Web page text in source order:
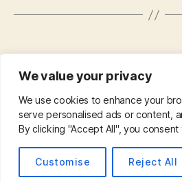
We value your privacy
We use cookies to enhance your
serve personalised ads or content,
By clicking "Accept All", you
Customise Reject All
CONTACT •ABOUT•
COPYRIGHT •PINTEREST
© 2026